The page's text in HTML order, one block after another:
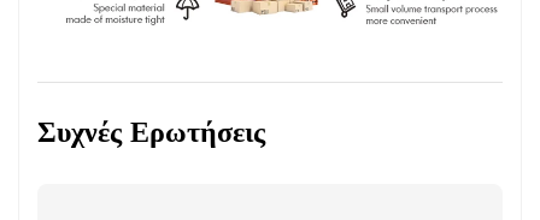
Συχνές Ερωτήσεις